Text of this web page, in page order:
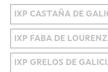
IXP CASTAÑA DE
IXP FABA DE
IXP GRELOS DE